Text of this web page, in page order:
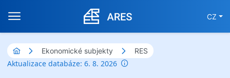
CZ
Ekonomické subjekty RES
Aktualizace databáze: 6. 8. 2026